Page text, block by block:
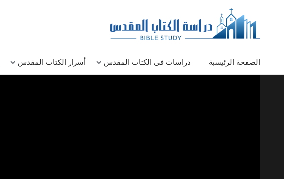
الصفحة الرئيسية دراسات فى الكتاب المقدس أسرار الكتاب المقدس